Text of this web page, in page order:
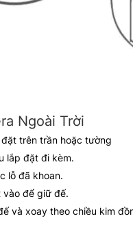
Ngoài Trời
trên trần hoặc tường
lắp đặt đi kèm.
lỗ đã khoan.
để giữ đế.
và xoay theo chiều kim